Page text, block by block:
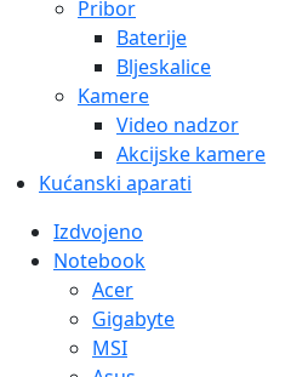
Pribor
Baterije
Bljeskalice
Kamere
Video nadzor
Akcijske kamere
Kućanski aparati
Izdvojeno
Notebook
Acer
Gigabyte
MSI